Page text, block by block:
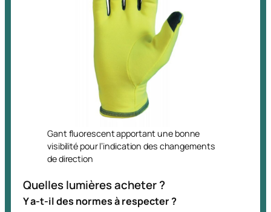
Gant fluorescent apportant une bonne
visibilité pour l’indication des changements
de direction
Quelles lumières acheter ?
Y a-t-il des normes à respecter ?